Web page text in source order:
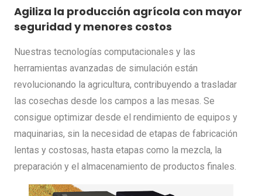
Agiliza la producción agrícola con mayor
seguridad y menores costos
Nuestras tecnologías computacionales y las
herramientas avanzadas de simulación están
revolucionando la agricultura, contribuyendo a trasladar
las cosechas desde los campos a las mesas. Se
consigue optimizar desde el rendimiento de equipos y
maquinarias, sin la necesidad de etapas de fabricación
lentas y costosas, hasta etapas como la mezcla, la
preparación y el almacenamiento de productos finales.